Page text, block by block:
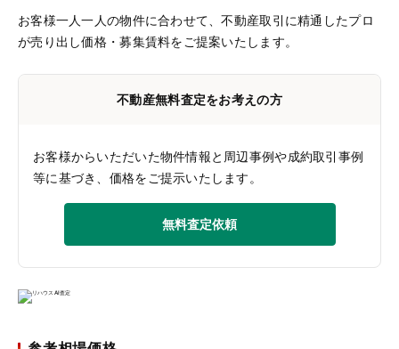
お客様一人一人の物件に合わせて、不動産取引に精通したプロ
が売り出し価格・募集賃料をご提案いたします。
不動産無料査定をお考えの方
お客様からいただいた物件情報と周辺事例や成約取引事例
等に基づき、価格をご提示いたします。
無料査定依頼